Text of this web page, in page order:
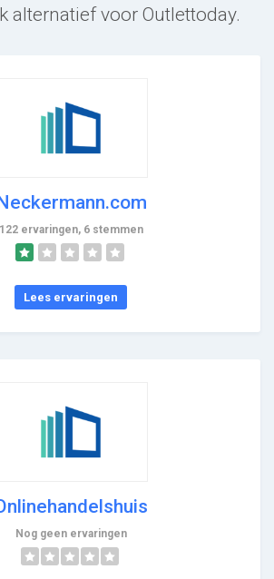
alternatief voor Outlettoday.
122 ervaringen, 6 stemmen
Lees ervaringen
Nog geen ervaringen